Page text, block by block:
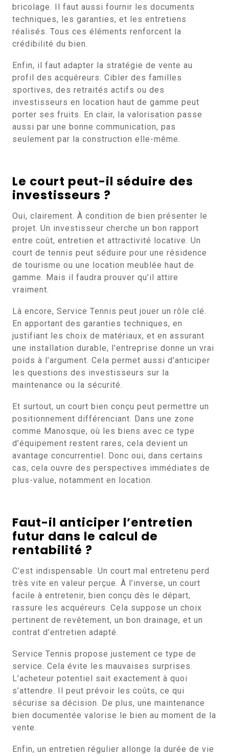
bricolage. Il faut aussi fournir les documents
techniques, les garanties, et les entretiens
réalisés. Tous ces éléments renforcent la
crédibilité du bien.
Enfin, il faut adapter la stratégie de vente au
profil des acquéreurs. Cibler des familles
sportives, des retraités actifs ou des
investisseurs en location haut de gamme peut
porter ses fruits. En clair, la valorisation passe
aussi par une bonne communication, pas
seulement par la construction elle-même.
Le court peut-il séduire des
investisseurs ?
Oui, clairement. À condition de bien présenter le
projet. Un investisseur cherche un bon rapport
entre coût, entretien et attractivité locative. Un
court de tennis peut séduire pour une résidence
de tourisme ou une location meublée haut de
gamme. Mais il faudra prouver qu’il attire
vraiment.
Là encore, Service Tennis peut jouer un rôle clé.
En apportant des garanties techniques, en
justifiant les choix de matériaux, et en assurant
une installation durable, l’entreprise donne un vrai
poids à l’argument. Cela permet aussi d’anticiper
les questions des investisseurs sur la
maintenance ou la sécurité.
Et surtout, un court bien conçu peut permettre un
positionnement différenciant. Dans une zone
comme Manosque, où les biens avec ce type
d’équipement restent rares, cela devient un
avantage concurrentiel. Donc oui, dans certains
cas, cela ouvre des perspectives immédiates de
plus-value, notamment en location.
Faut-il anticiper l’entretien
futur dans le calcul de
rentabilité ?
C’est indispensable. Un court mal entretenu perd
très vite en valeur perçue. À l’inverse, un court
facile à entretenir, bien conçu dès le départ,
rassure les acquéreurs. Cela suppose un choix
pertinent de revêtement, un bon drainage, et un
contrat d’entretien adapté.
Service Tennis propose justement ce type de
service. Cela évite les mauvaises surprises.
L’acheteur potentiel sait exactement à quoi
s’attendre. Il peut prévoir les coûts, ce qui
sécurise sa décision. De plus, une maintenance
bien documentée valorise le bien au moment de la
vente.
Enfin, un entretien régulier allonge la durée de vie